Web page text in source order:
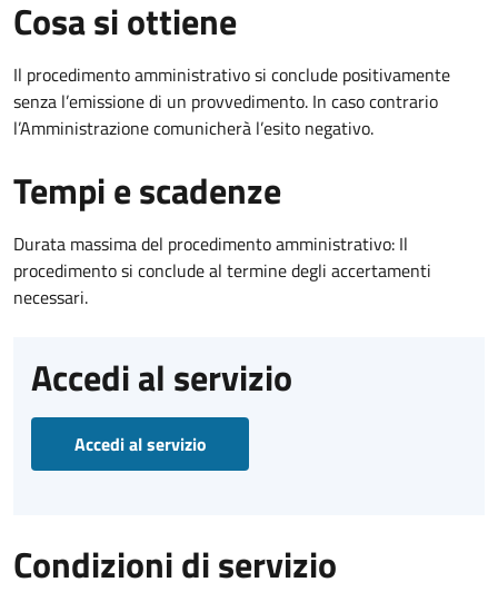
Cosa si ottiene
Il procedimento amministrativo si conclude positivamente
senza l’emissione di un provvedimento. In caso contrario
l’Amministrazione comunicherà l’esito negativo.
Tempi e scadenze
Durata massima del procedimento amministrativo: Il
procedimento si conclude al termine degli accertamenti
necessari.
Accedi al servizio
Accedi al servizio
Condizioni di servizio